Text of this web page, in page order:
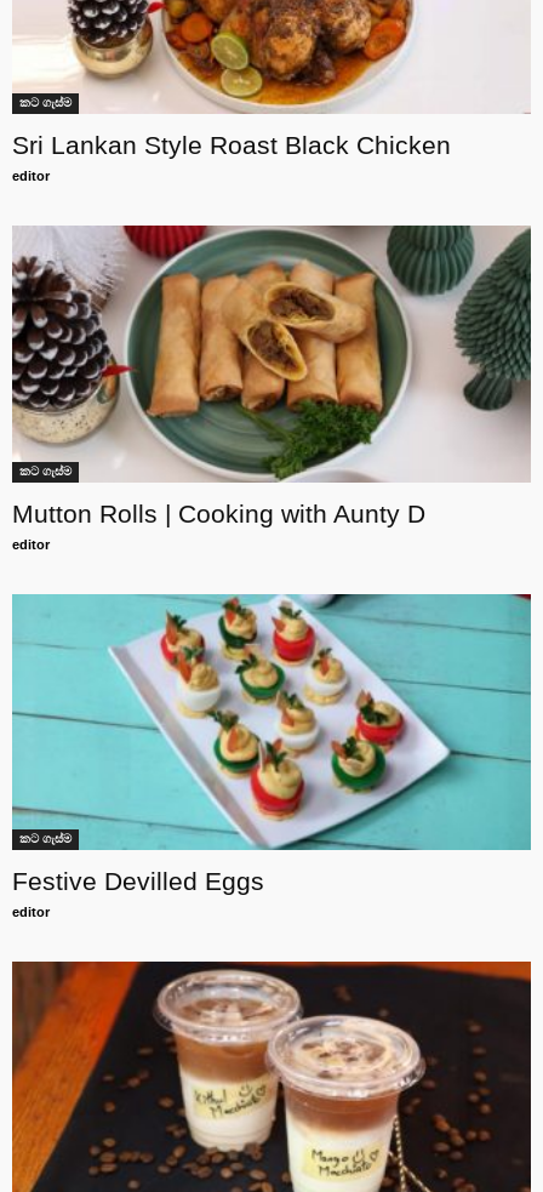
කට ගැස්ම
Sri Lankan Style Roast Black Chicken
editor
කට ගැස්ම
Mutton Rolls | Cooking with Aunty D
editor
කට ගැස්ම
Festive Devilled Eggs
editor